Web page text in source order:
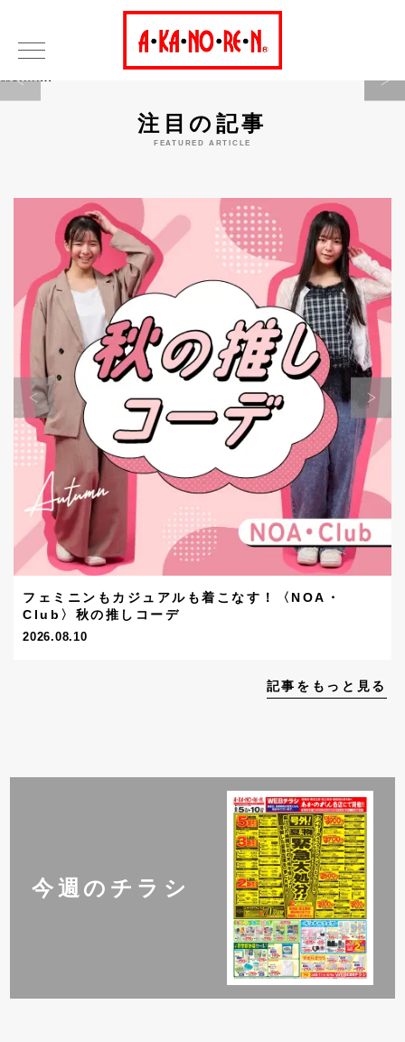
Warning
注目の記事
FEATURED ARTICLE
フェミニンもカジュアルも着こなす！〈NOA・
Club〉秋の推しコーデ
2026.08.10
記事をもっと見る
今週のチラシ